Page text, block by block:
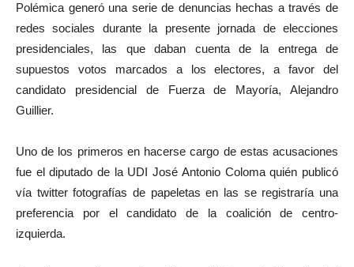
Polémica generó una serie de denuncias hechas a través de
redes sociales durante la presente jornada de elecciones
presidenciales, las que daban cuenta de la entrega de
supuestos votos marcados a los electores, a favor del
candidato presidencial de Fuerza de Mayoría, Alejandro
Guillier.
Uno de los primeros en hacerse cargo de estas acusaciones
fue el diputado de la UDI José Antonio Coloma quién publicó
vía twitter fotografías de papeletas en las se registraría una
preferencia por el candidato de la coalición de centro-
izquierda.